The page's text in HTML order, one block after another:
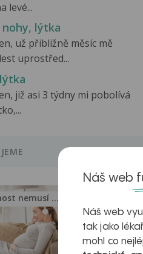
levé...
lýtka
už přibližně měsíc mě
uprostřed...
již asi 3 týdny mi pobolívá
Nevolnost nemusí být nutnou...
Náš web
Náš web
tak jako
mohl co